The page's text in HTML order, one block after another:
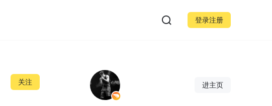
登录注册
关注 进主页